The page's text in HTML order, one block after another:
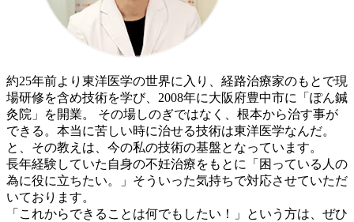
約25年前より東洋医学の世界に入り、経路治療家のもとで現
場研修を含め技術を学び、2008年に大阪府豊中市に「ぽん鍼
灸院」を開業。 その場しのぎではなく、根本から治す事が
できる。本当に苦しい時に治せる技術は東洋医学なんだ。
と、その教えは、今の私の技術の基盤となっています。
長年経験していた自身の不妊治療をもとに「困っている人の
為に役に立ちたい。」そういった気持ちで対応させていただ
いております。
「これからできることは何でもしたい！」という方は、ぜひ